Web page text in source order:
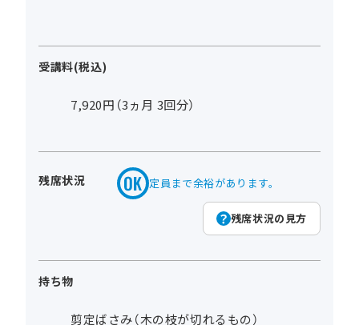
受講料(税込)
7,920円（3ヵ月 3回分）
残席状況 定員まで余裕があります。
残席状況の見方
持ち物
剪定ばさみ（木の枝が切れるもの）